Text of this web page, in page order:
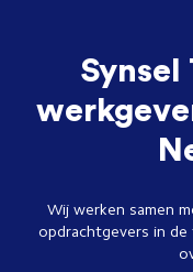
Synsel
Wij werken samen
opdrachtgevers in